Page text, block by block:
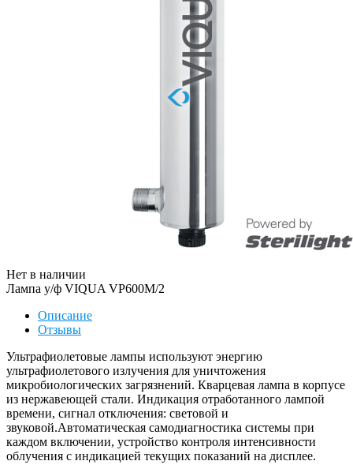
Нет в наличии
Лампа у/ф VIQUA VP600M/2
Описание
Отзывы
Ультрафиолетовые лампы используют энергию
ультрафиолетового излучения для уничтожения
микробиологических загрязнений. Кварцевая лампа в корпусе
из нержавеющей стали. Индикация отработанного лампой
времени, сигнал отключения: световой и
звуковой.Автоматическая самодиагностика системы при
каждом включении, устройство контроля интенсивности
облучения с индикацией текущих показаний на дисплее.